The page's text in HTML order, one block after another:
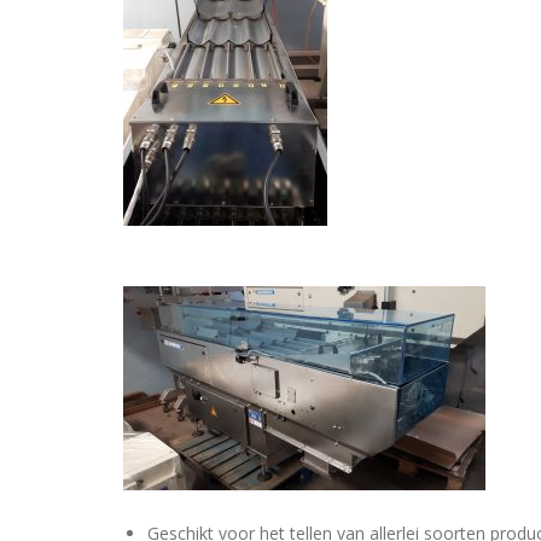
Geschikt voor het tellen van allerlei soorten